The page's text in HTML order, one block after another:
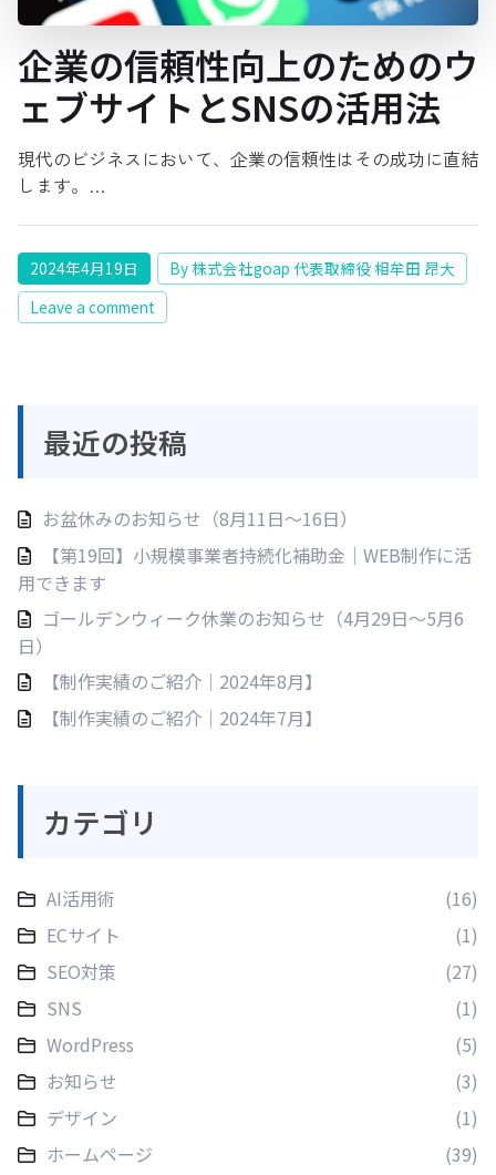
企業の信頼性向上のためのウ
ェブサイトとSNSの活用法
現代のビジネスにおいて、企業の信頼性はその成功に直結
します。…
2024年4月19日
By 株式会社goap 代表取締役 相牟田 昂大
Leave a comment
最近の投稿
お盆休みのお知らせ（8月11日〜16日）
【第19回】小規模事業者持続化補助金｜WEB制作に活
用できます
ゴールデンウィーク休業のお知らせ（4月29日〜5月6
日）
【制作実績のご紹介｜2024年8月】
【制作実績のご紹介｜2024年7月】
カテゴリ
AI活用術
(16)
ECサイト
(1)
SEO対策
(27)
SNS
(1)
WordPress
(5)
お知らせ
(3)
デザイン
(1)
ホームページ
(39)